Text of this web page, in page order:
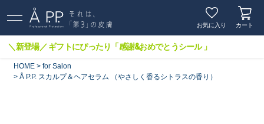
お気に入り カート
＼新登場／ ギフトにぴったり「感謝&おめでとうシール 」
HOME
for Salon
Å P.P. スカルプ＆ヘアセラム （やさしく香るシトラスの香り）